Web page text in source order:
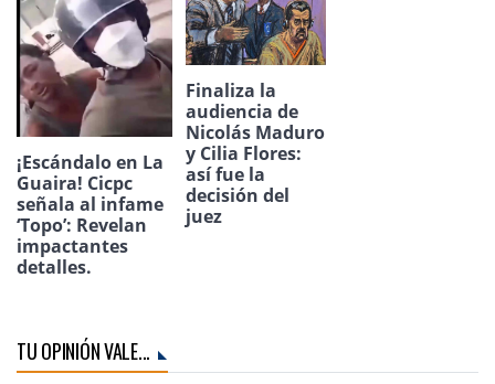
¡Escándalo en La
Guaira! Cicpc
señala al infame
‘Topo’: Revelan
impactantes
detalles.
Finaliza la
audiencia de
Nicolás Maduro
y Cilia Flores:
así fue la
decisión del
juez
TU OPINIÓN VALE...